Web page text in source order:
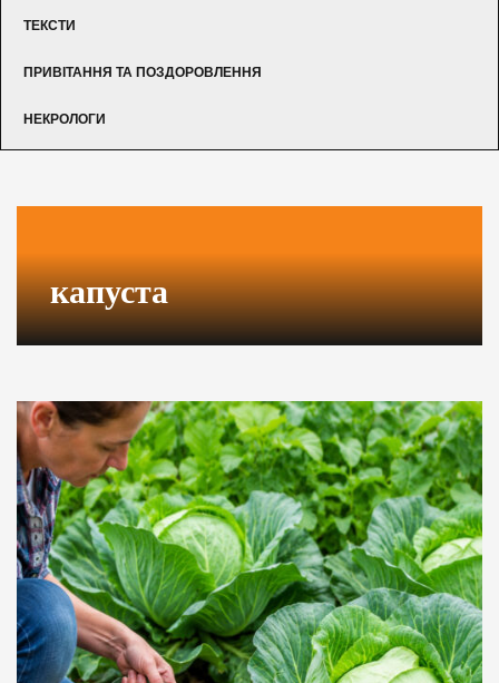
ТЕКСТИ
ПРИВІТАННЯ ТА ПОЗДОРОВЛЕННЯ
НЕКРОЛОГИ
капуста